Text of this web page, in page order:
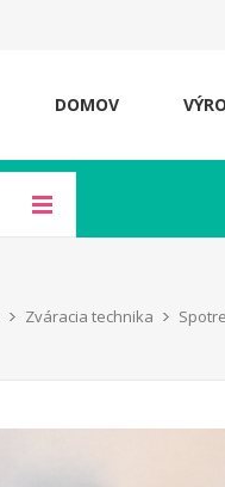
DOMOV
Zváracia technika